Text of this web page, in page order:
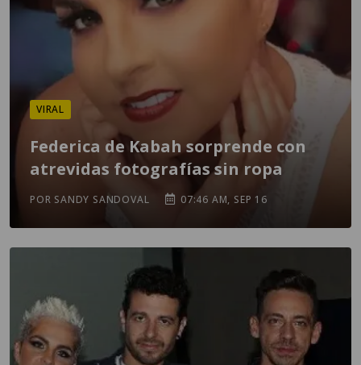
VIRAL
Federica de Kabah sorprende con
atrevidas fotografías sin ropa
POR SANDY SANDOVAL 07:46 AM, SEP 16